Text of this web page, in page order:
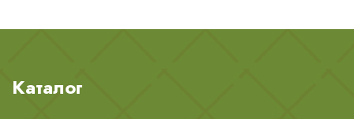
Каталог